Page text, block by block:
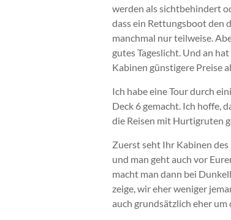
werden als sichtbehindert
dass ein Rettungsboot den
manchmal nur teilweise.
gutes Tageslicht. Und an
Kabinen günstigere Preise
Ich habe eine Tour durch
Deck 6 gemacht. Ich hoffe,
die Reisen mit Hurtigruten
Zuerst seht Ihr Kabinen des
und man geht auch vor
macht man dann bei
zeige, wir eher weniger
auch grundsätzlich eher